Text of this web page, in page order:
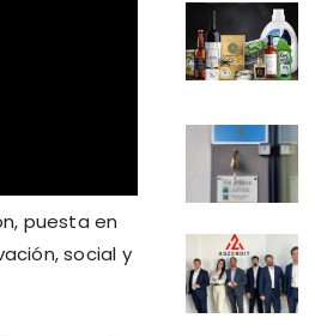
puesta en
social y